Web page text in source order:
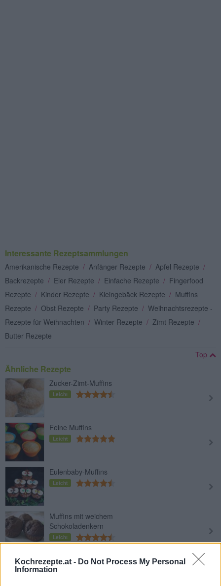
Kochrezepte.at - Do Not Process My Personal
Information
Interessante Rezeptsammlungen
Amerikanische Rezepte / Anfänger Rezepte / Apfel Rezepte /
Backrezepte / Eier Rezepte / Einfache Rezepte / Fingerfood
Rezepte / Kinder Rezepte / Kleingebäck Rezepte / Muffins
Rezepte / Obst Rezepte / Party Rezepte / Weihnachtsrezepte -
Rezepte für Weihnachten / Winter Rezepte / Zimt Rezepte /
Butter Rezepte
Top
Ähnliche Rezepte
Zucker-Zimt-Muffins
Leicht
Feine Muffins
Leicht
Eulenbaby-Muffins
Leicht
Muffins mit weichem
Schokoladenkern
Leicht
Gefüllte Muffins
Leicht